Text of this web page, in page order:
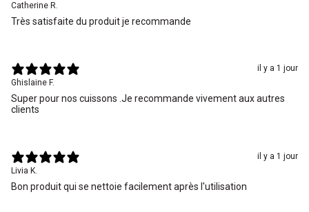
Catherine R.
Très satisfaite du produit je recommande
il y a 1 jour
Ghislaine F.
Super pour nos cuissons .Je recommande vivement aux autres
clients
il y a 1 jour
Livia K.
Bon produit qui se nettoie facilement après l'utilisation